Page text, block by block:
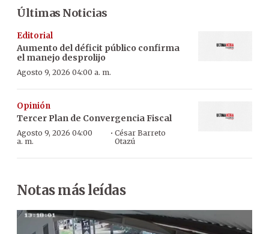
Últimas Noticias
Editorial
Aumento del déficit público confirma
el manejo desprolijo
Agosto 9, 2026 04:00 a. m.
Opinión
Tercer Plan de Convergencia Fiscal
Agosto 9, 2026 04:00
a. m.
·César Barreto
Otazú
Notas más leídas